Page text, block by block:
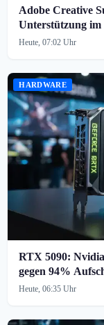
Adobe Creative
Unterstützung im
Heute, 07:02 Uhr
HARDWARE
RTX 5090:
gegen 94%
Heute, 06:35 Uhr